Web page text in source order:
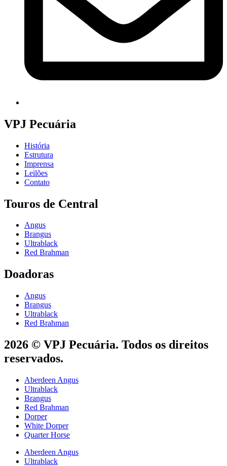
VPJ Pecuária
História
Estrutura
Imprensa
Leilões
Contato
Touros de Central
Angus
Brangus
Ultrablack
Red Brahman
Doadoras
Angus
Brangus
Ultrablack
Red Brahman
2026 © VPJ Pecuária. Todos os direitos
reservados.
Aberdeen Angus
Ultrablack
Brangus
Red Brahman
Dorper
White Dorper
Quarter Horse
Aberdeen Angus
Ultrablack